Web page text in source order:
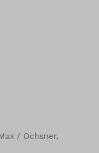
/ Ochsner,